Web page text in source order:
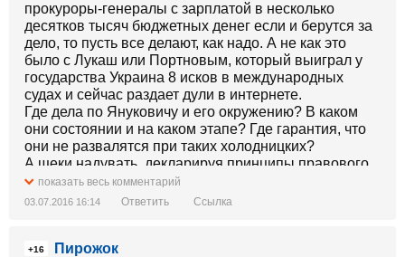
прокуроры-генералы с зарплатой в несколько
десятков тысяч бюджетных денег если и берутся за
дело, то пусть все делают, как надо. А не как это
было с Лукаш или Портновым, который выиграл у
государства Украина 8 исков в международных
судах и сейчас раздает дули в интернете.
Где дела по Януковичу и его окружению? В каком
они состоянии и на каком этапе? Где гарантия, что
они не развалятся при таких холодницких?
А щеки надувать, декларируя принципы правового
государства и борьбу с коррупцией - много ума не
надо.
показать весь комментарий
03.07.2016 16:14 Ответить Ссылка
+16
Пирожок